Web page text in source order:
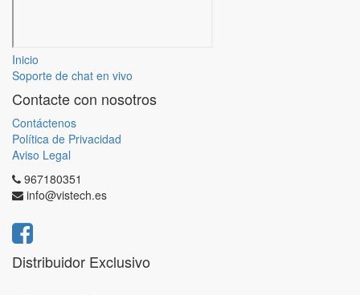
Inicio
Soporte de chat en vivo
Contacte con nosotros
Contáctenos
Política de Privacidad
Aviso Legal
967180351
info@vistech.es
Distribuidor Exclusivo